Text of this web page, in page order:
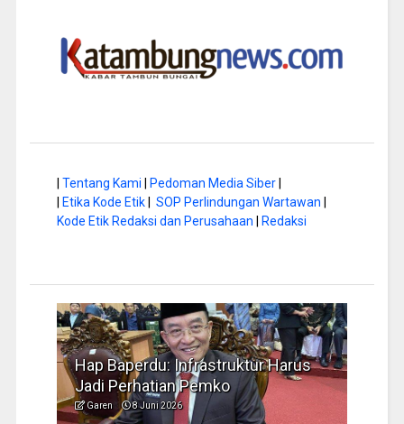
Tentang Kami Pedoman Media Siber|
Etika Kode Etik| SOP Perlindungan Wartawan
Kode Etik Redaksi dan Perusahaan
Redaksi
Musim Kemarau, DPRD Dorong
Pengelolaan Sampah yang Aman
Garen 6 Juni 2026